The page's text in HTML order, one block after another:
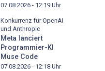
07.08.2026 - 12:19 Uhr
Konkurrenz für OpenAI
und Anthropic
Meta lanciert
Programmier-KI
Muse Code
07.08.2026 - 12:18 Uhr